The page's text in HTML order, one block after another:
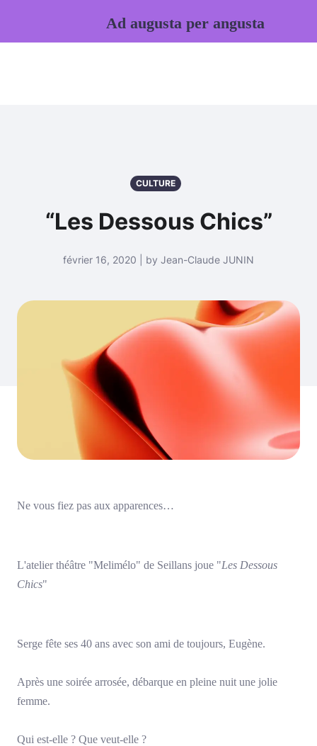
CULTURE
“Les Dessous Chics”
février 16, 2020 | by Jean-Claude JUNIN
Ne vous fiez pas aux apparences…
L'atelier théâtre "Melimélo" de Seillans joue "Les Dessous
Chics"
Serge fête ses 40 ans avec son ami de toujours, Eugène.
Après une soirée arrosée, débarque en pleine nuit une jolie
femme.
Qui est-elle ? Que veut-elle ?
Ad augusta per angusta